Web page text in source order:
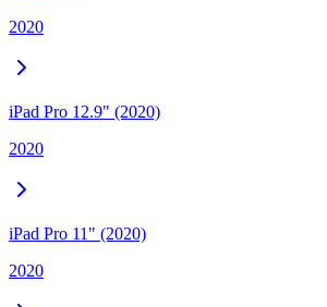
2020
iPad Pro 12.9" (2020)
2020
iPad Pro 11" (2020)
2020